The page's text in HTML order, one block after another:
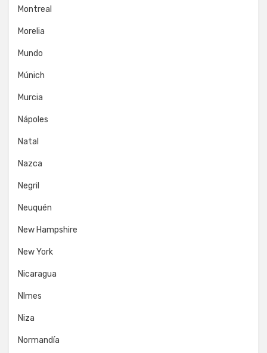
Montreal
Morelia
Mundo
Múnich
Murcia
Nápoles
Natal
Nazca
Negril
Neuquén
New Hampshire
New York
Nicaragua
NImes
Niza
Normandía